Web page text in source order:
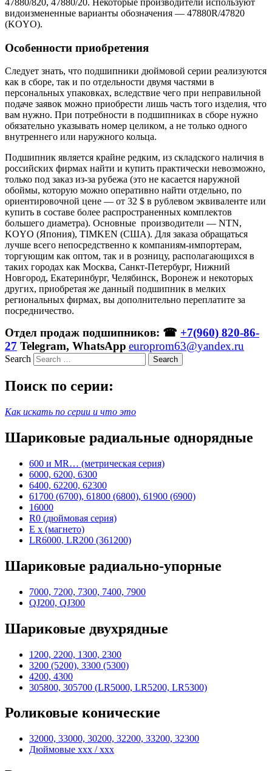
видоизмененные варианты обозначения — 47880R/47820
(KOYO).
Особенности приобретения
Следует знать, что подшипники дюймовой серии реализуются
как в сборе, так и по отдельности двумя частями в
персональных упаковках, вследствие чего при неправильной
подаче заявок можно приобрести лишь часть того изделия, что
вам нужно. При потребности в подшипниках в сборе нужно
обязательно указывать номер целиком, а не только одного
внутреннего или наружного кольца.
Подшипник является крайне редким, из складского наличия в
российских фирмах найти и купить практически невозможно,
только под заказ из-за рубежа (это не касается наружной
обоймы, которую можно оперативно найти отдельно, по
ориентировочной цене — от 32 $ в рублевом эквиваленте или
купить в составе более распространенных комплектов
большего диаметра). Основные производители — NTN,
KOYO (Япония), TIMKEN (США). Для заказа обращаться
лучше всего непосредственно к компаниям-импортерам,
торгующим как оптом, так и в розницу, располагающихся в
таких городах как Москва, Санкт-Петербург, Нижний
Новгород, Екатеринбург, Челябинск, Воронеж и некоторых
других, приобретая же данный подшипник в мелких
региональных фирмах, вы дополнительно переплатите за
посредничество.
Отдел продаж подшипников: ☎ +7(960) 820-86-
27 Telegram, WhatsApp europrom63@yandex.ru
Search
Поиск по серии:
Как искать по серии и что это
Шариковые радиальные однорядные
600 и MR… (метрическая серия)
6000, 6200, 6300
6400, 62200, 62300
61700 (6700), 61800 (6800), 61900 (6900)
16000
R0 (дюймовая серия)
E x (магнето)
LR6000, LR200 (361200)
Шариковые радиально-упорные
7000, 7200, 7300, 7400, 7900
QJ200, QJ300
Шариковые двухрядные
1200, 2200, 1300, 2300
3200 (5200), 3300 (5300)
4200, 4300
305800, 305700 (LR5000, LR5200, LR5300)
Роликовые конические
32000, 33000, 30200, 32200, 33200, 32300
Дюймовые xxx / xxx